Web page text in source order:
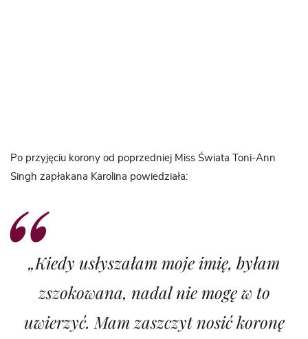
Po przyjęciu korony od poprzedniej Miss Świata Toni-Ann
Singh zapłakana Karolina powiedziała:
„Kiedy usłyszałam moje imię, byłam
zszokowana, nadal nie mogę w to
uwierzyć. Mam zaszczyt nosić koronę